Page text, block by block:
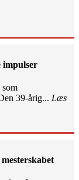
impulser
som
39-årig... Læs